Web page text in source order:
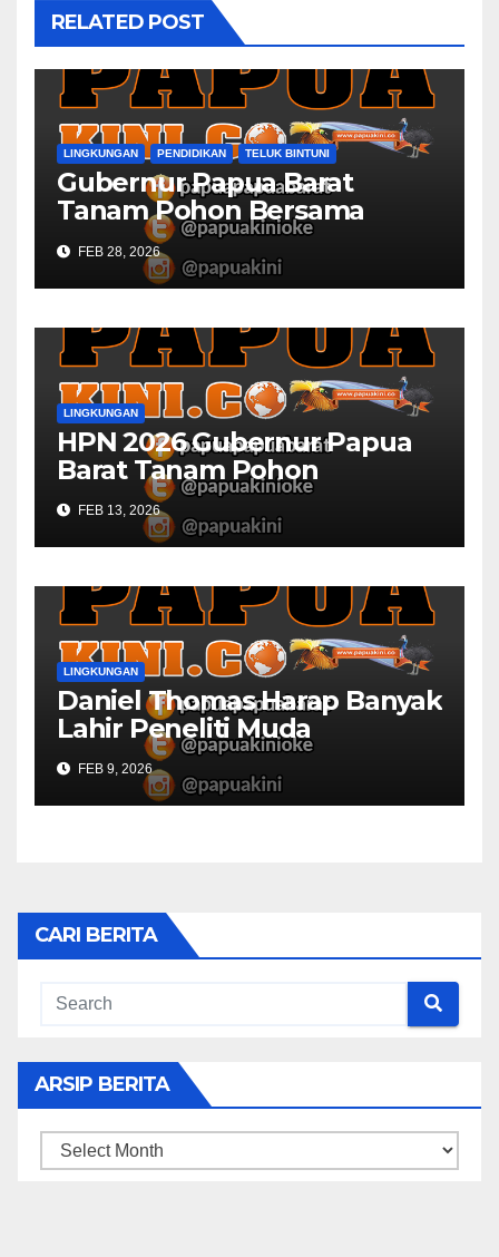
RELATED POST
LINGKUNGAN PENDIDIKAN TELUK BINTUNI
Gubernur Papua Barat
Tanam Pohon Bersama
Civitas Academica
Universitas Muhammadiyah
FEB 28, 2026
LINGKUNGAN
HPN 2026 Gubernur Papua
Barat Tanam Pohon
FEB 13, 2026
LINGKUNGAN
Daniel Thomas Harap Banyak
Lahir Peneliti Muda
FEB 9, 2026
CARI BERITA
ARSIP BERITA
ARSIP